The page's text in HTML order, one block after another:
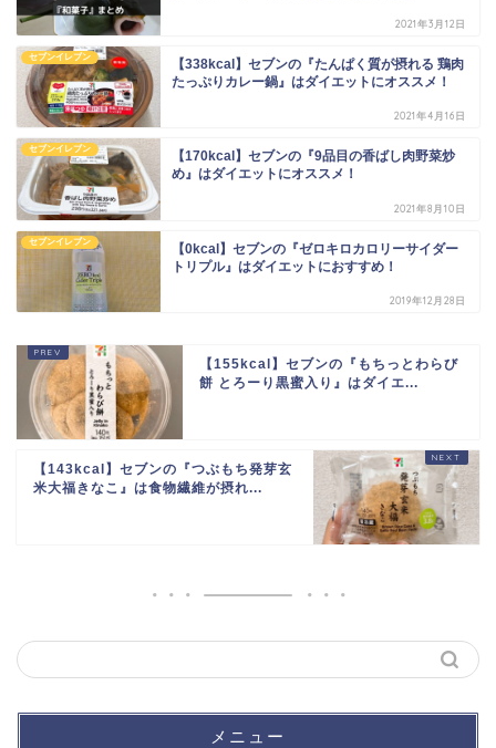
2021年3月12日
セブンイレブン
【338kcal】セブンの『たんぱく質が摂れる 鶏肉
たっぷりカレー鍋』はダイエットにオススメ！
2021年4月16日
セブンイレブン
【170kcal】セブンの『9品目の香ばし肉野菜炒
め』はダイエットにオススメ！
2021年8月10日
セブンイレブン
【0kcal】セブンの『ゼロキロカロリーサイダー
トリプル』はダイエットにおすすめ！
2019年12月28日
【155kcal】セブンの『もちっとわらび
餅 とろーり黒蜜入り』はダイエ...
【143kcal】セブンの『つぶもち発芽玄
米大福きなこ』は食物繊維が摂れ...
メニュー